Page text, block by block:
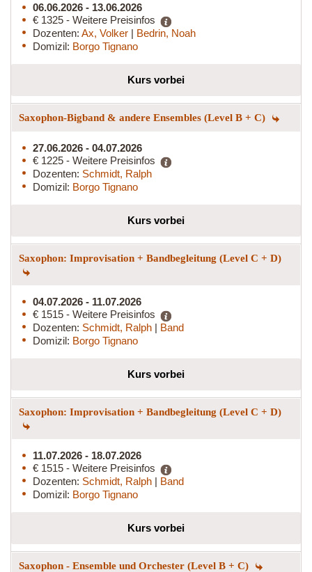
06.06.2026 - 13.06.2026
€ 1325 - Weitere Preisinfos
Dozenten: Ax, Volker | Bedrin, Noah
Domizil: Borgo Tignano
Kurs vorbei
Saxophon-Bigband & andere Ensembles (Level B + C)
27.06.2026 - 04.07.2026
€ 1225 - Weitere Preisinfos
Dozenten: Schmidt, Ralph
Domizil: Borgo Tignano
Kurs vorbei
Saxophon: Improvisation + Bandbegleitung (Level C + D)
04.07.2026 - 11.07.2026
€ 1515 - Weitere Preisinfos
Dozenten: Schmidt, Ralph | Band
Domizil: Borgo Tignano
Kurs vorbei
Saxophon: Improvisation + Bandbegleitung (Level C + D)
11.07.2026 - 18.07.2026
€ 1515 - Weitere Preisinfos
Dozenten: Schmidt, Ralph | Band
Domizil: Borgo Tignano
Kurs vorbei
Saxophon - Ensemble und Orchester (Level B + C)